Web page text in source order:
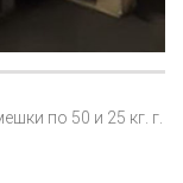
по 50 и 25 кг. г.